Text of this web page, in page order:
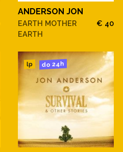
ANDERSON JON
EARTH MOTHER
EARTH
€ 40
lp do 24h